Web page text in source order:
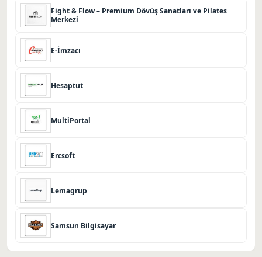
Fight & Flow – Premium Dövüş Sanatları ve Pilates
Merkezi
E-İmzacı
Hesaptut
MultiPortal
Ercsoft
Lemagrup
Samsun Bilgisayar